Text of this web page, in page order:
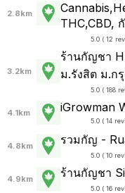
2.8km
THC,CBD,
5.0 ( 12
3.2km
ร้านกัญชา
ม.รังสิต ม.ก
5.0 ( 188
4.1km iGrowman
5.0 ( 14
4.8km รวมกัญ -
5.0 ( 10
4.9km ร้านกัญชา
5.0 ( 16